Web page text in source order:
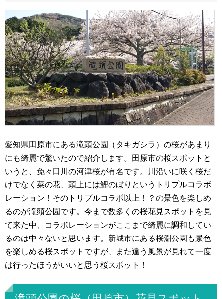
愛知県田原市にある滝頭公園（タキガシラ）の桜があまり
にも綺麗で驚いたので紹介します。田原市の桜スポットと
いうと、免々田川の河津桜が有名です。川沿いに咲く桜だ
けでなく菜の花、頭上には鯉のぼりというトリプルコラボ
レーション！そのトリプルコラボ以上！？の景色を楽しめ
るのが滝頭公園です。今まで数多くの桜花見スポットを見
て来た中、コラボレーションがここまで綺麗に調和してい
るのは中々ないと思います。新城市にある桜淵公園も景色
を楽しめる桜スポットですが、また違う風景が見れて一度
は行ったほうがいいと思う桜スポット！